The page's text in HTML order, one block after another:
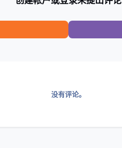
没有评论。